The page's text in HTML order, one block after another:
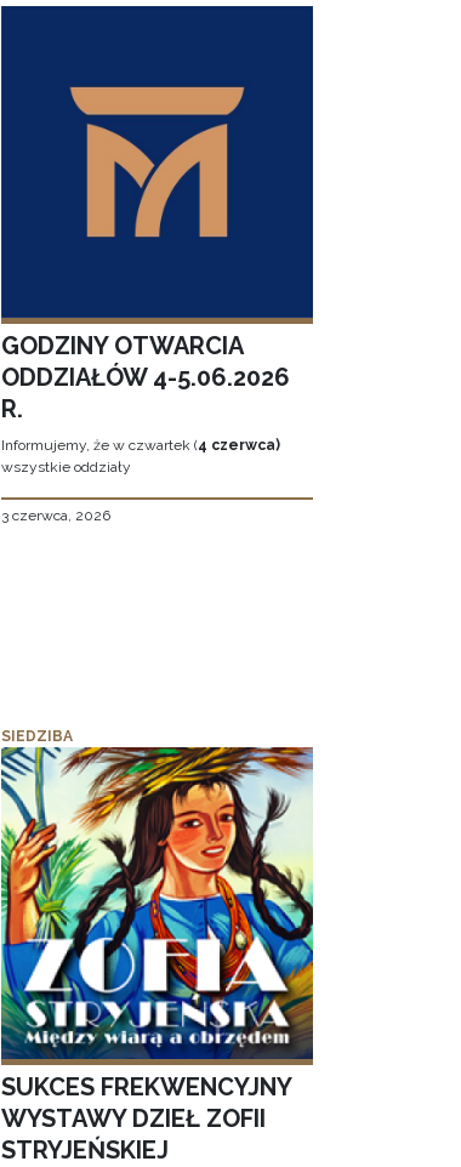
GODZINY OTWARCIA
ODDZIAŁÓW 4-5.06.2026
R.
Informujemy, że w czwartek (4 czerwca)
wszystkie oddziały
3 czerwca, 2026
SIEDZIBA
SUKCES FREKWENCYJNY
WYSTAWY DZIEŁ ZOFII
STRYJEŃSKIEJ